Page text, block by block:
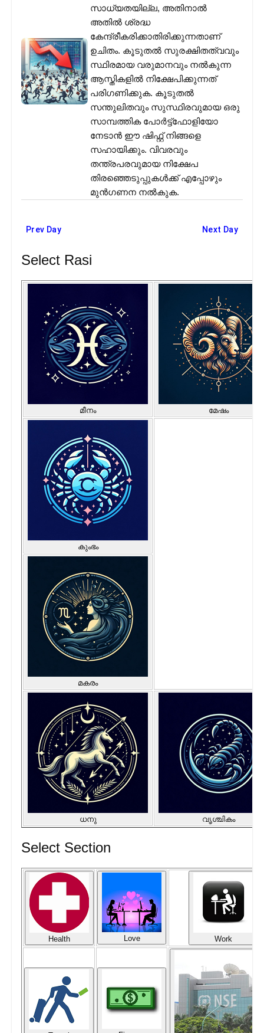
സാധ്യതയില്ല, അതിനാൽ
അതിൽ ശ്രദ്ധ
കേന്ദ്രീകരിക്കാതിരിക്കുന്നതാണ്
ഉചിതം. കൂടുതൽ സുരക്ഷിതത്വവും
സ്ഥിരമായ വരുമാനവും നൽകുന്ന
ആസ്തികളിൽ നിക്ഷേപിക്കുന്നത്
പരിഗണിക്കുക. കൂടുതൽ
സന്തുലിതവും സുസ്ഥിരവുമായ ഒരു
സാമ്പത്തിക പോർട്ട്‌ഫോളിയോ
നേടാൻ ഈ ഷിഫ്റ്റ് നിങ്ങളെ
സഹായിക്കും. വിവരവും
തന്ത്രപരവുമായ നിക്ഷേപ
തിരഞ്ഞെടുപ്പുകൾക്ക് എപ്പോഴും
മുൻഗണന നൽകുക.
Prev Day Next Day
Select Rasi
മീനം മേഷം
കുംഭം
മകരം
ധനു വൃശ്ചികം
Select Section
Health Love Work